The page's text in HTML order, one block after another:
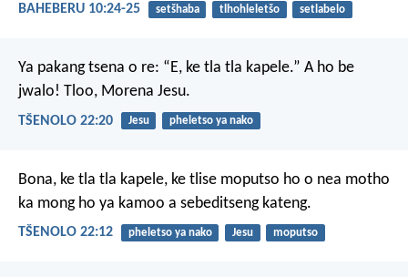
BAHEBERU 10:24-25 setšhaba tlhohleletšo setlabelo
Ya pakang tsena o re: “E, ke tla tla kapele.” A ho be
jwalo! Tloo, Morena Jesu.
TŠENOLO 22:20 Jesu pheletso ya nako
Bona, ke tla tla kapele, ke tlise moputso ho o nea motho
ka mong ho ya kamoo a sebeditseng kateng.
TŠENOLO 22:12 pheletso ya nako Jesu moputso